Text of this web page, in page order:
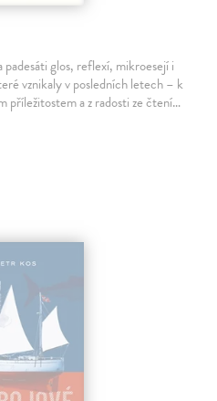
padesáti glos, reflexí, mikroesejí i
vznikaly v posledních letech – k
příležitostem a z radosti ze čtení…